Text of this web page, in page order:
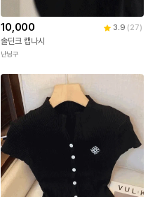
10,000 3.9 (27)
솔딘크 캡나시
난닝구